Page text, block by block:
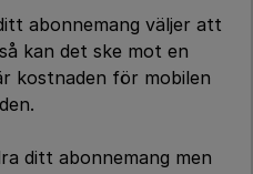
abonnemang väljer att
kan det ske mot en
kostnaden för mobilen
ditt abonnemang men